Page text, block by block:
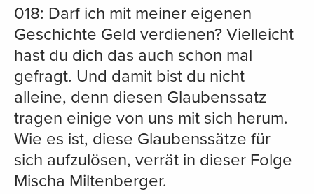
018: Darf ich mit meiner eigenen
Geschichte Geld verdienen? Vielleicht
hast du dich das auch schon mal
gefragt. Und damit bist du nicht
alleine, denn diesen Glaubenssatz
tragen einige von uns mit sich herum.
Wie es ist, diese Glaubenssätze für
sich aufzulösen, verrät in dieser Folge
Mischa Miltenberger.